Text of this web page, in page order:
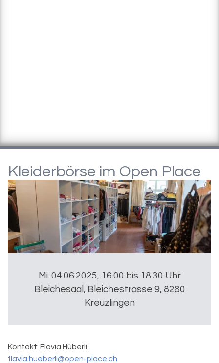
Kleiderbörse im Open Place
Mi. 04.06.2025, 16.00 bis 18.30 Uhr
Bleichesaal, Bleichestrasse 9, 8280
Kreuzlingen
Kontakt: Flavia Hüberli
flavia.hueberli@open-place.ch